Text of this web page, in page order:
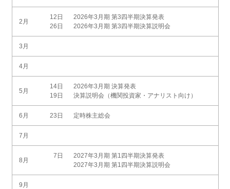
2月
12日
26日
2026年3月期 第3四半期決算発表
2026年3月期 第3四半期決算説明会
3月
4月
5月
14日
19日
2026年3月期 決算発表
決算説明会（機関投資家・アナリスト向け）
6月 23日 定時株主総会
7月
8月
7日
2027年3月期 第1四半期決算発表
2027年3月期 第1四半期決算説明会
9月